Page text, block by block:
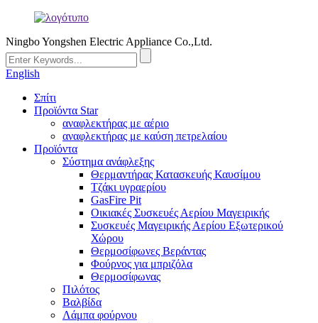
Ningbo Yongshen Electric Appliance Co.,Ltd.
English
Σπίτι
Προϊόντα Star
αναφλεκτήρας με αέριο
αναφλεκτήρας με καύση πετρελαίου
Προϊόντα
Σύστημα ανάφλεξης
Θερμαντήρας Κατασκευής Καυσίμου
Τζάκι υγραερίου
GasFire Pit
Οικιακές Συσκευές Αερίου Μαγειρικής
Συσκευές Μαγειρικής Αερίου Εξωτερικού
Χώρου
Θερμοσίφωνες Βεράντας
Φούρνος για μπριζόλα
Θερμοσίφωνας
Πιλότος
Βαλβίδα
Λάμπα φούρνου